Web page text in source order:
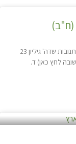
(ח"ב)
אכילת חגבים הכשרים על פי מסורת (ח"ב) (פורסם ב'תנובות שדה' גיליון 23
לחץ כאן) ד.